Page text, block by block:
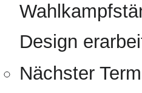
Design
Nächster